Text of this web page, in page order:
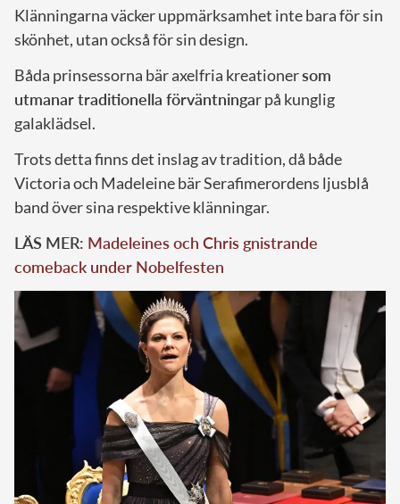
Klänningarna väcker uppmärksamhet inte bara för sin
skönhet, utan också för sin design.
Båda prinsessorna bär axelfria kreationersom
utmanar traditionella förväntningar på kunglig
galaklädsel.
Trots detta finns det inslag av tradition, då både
Victoria och Madeleine bär Serafimerordens ljusblå
band över sina respektive klänningar.
LÄS MER: Madeleines och Chris gnistrande
comeback under Nobelfesten